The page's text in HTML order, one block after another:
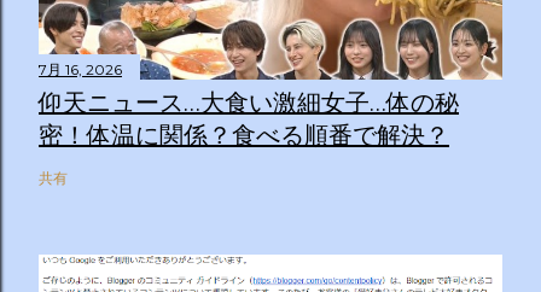
7月 16, 2026
仰天ニュース…大食い激細女子…体の秘
密！体温に関係？食べる順番で解決？
共有